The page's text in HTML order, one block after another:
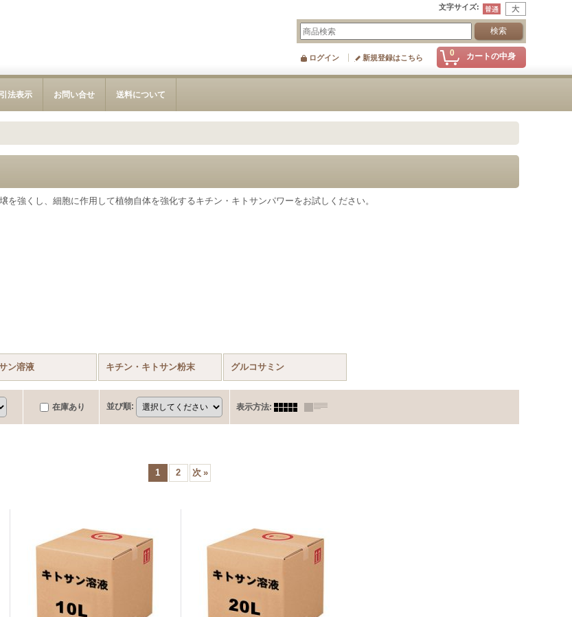
文字サイズ:
0 カートの中身
ログイン 新規登録はこちら
法表示 お問い合せ 送料について
を強くし、細胞に作用して植物自体を強化するキチン・キトサンパワーをお試しください。
ン溶液 キチン・キトサン粉末 グルコサミン
在庫あり 並び順: 表示方法:
1 2 次 »